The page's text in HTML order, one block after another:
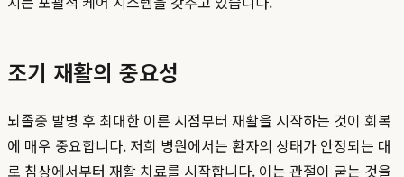
조기 재활의 중요성
뇌졸중 발병 후 최대한 이른 시점부터 재활을 시작하는 것이 회복
에 매우 중요합니다. 저희 병원에서는 환자의 상태가 안정되는 대
로 침상에서부터 재활 치료를 시작합니다. 이는 관절이 굳는 것을